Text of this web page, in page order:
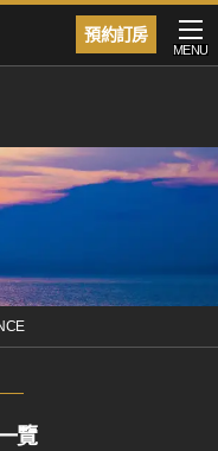
預約訂房
MENU
覽